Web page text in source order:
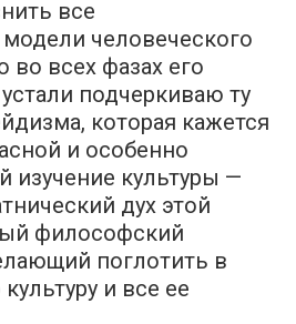
все
человеческого
во всех фазах его
подчеркиваю ту
которая кажется
и особенно
культуры —
дух этой
философский
поглотить в
и все ее